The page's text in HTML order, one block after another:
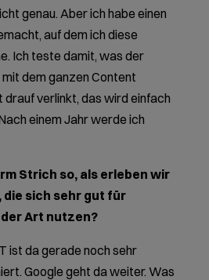
genau. Aber ich habe einen
auf dem ich diese
Ich teste damit, was der
dem ganzen Content
drauf verlinkt, das wird einfach
einem Jahr werde ich
Strich so, als erleben wir
die sich sehr gut für
Art nutzen?
ist da gerade noch sehr
Google geht da weiter. Was